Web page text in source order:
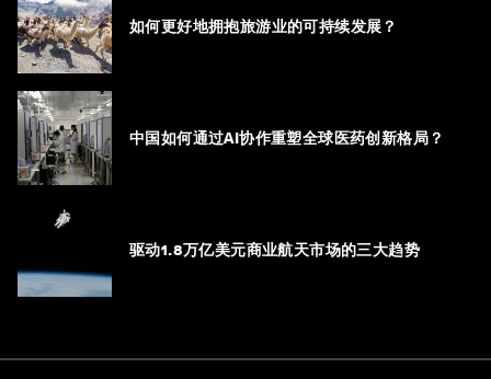
如何更好地拥抱旅游业的可持续发展？
中国如何通过AI协作重塑全球医药创新格局？
驱动1.8万亿美元商业航天市场的三大趋势